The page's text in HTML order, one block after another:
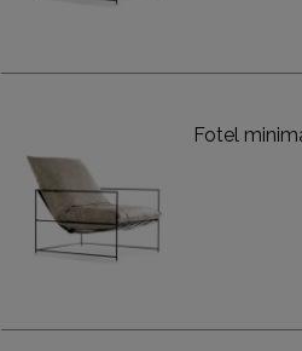
MaMaison stolik ICARO 71 beżowy /
drewno
1 079,10 zł
DO KOSZYKA
Fotel